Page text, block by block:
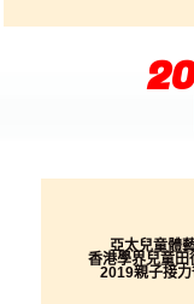
亞太兒童體
香港學界兒童田
2019親子接